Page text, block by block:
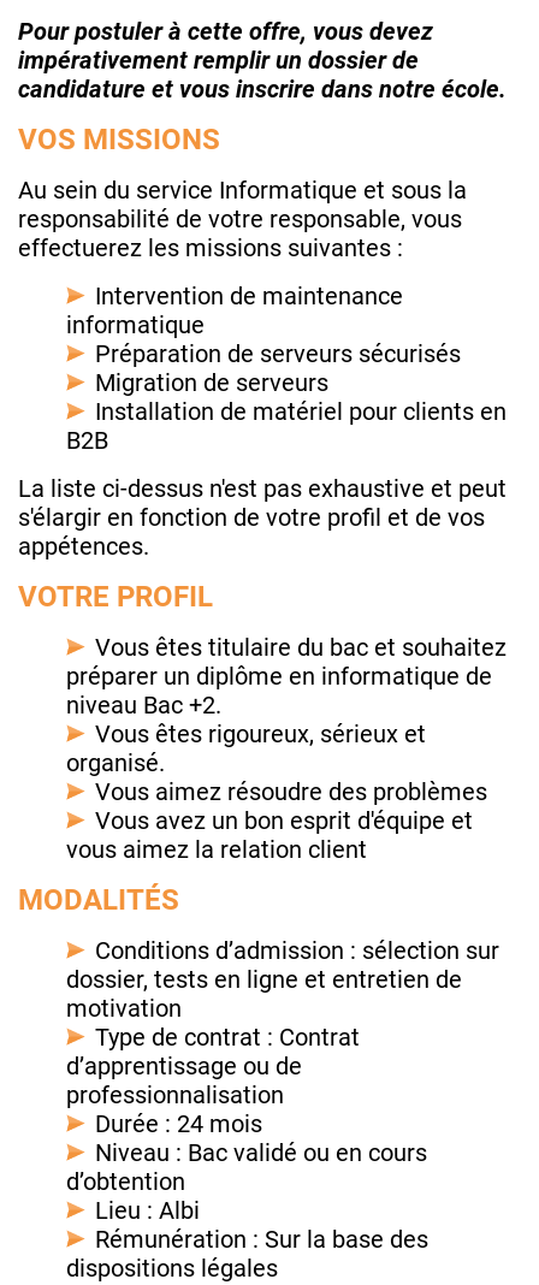
Pour postuler à cette offre, vous devez
impérativement remplir un dossier de
candidature et vous inscrire dans notre école.
VOS MISSIONS
Au sein du service Informatique et sous la
responsabilité de votre responsable, vous
effectuerez les missions suivantes :
Intervention de maintenance
informatique
Préparation de serveurs sécurisés
Migration de serveurs
Installation de matériel pour clients en
B2B
La liste ci-dessus n'est pas exhaustive et peut
s'élargir en fonction de votre profil et de vos
appétences.
VOTRE PROFIL
Vous êtes titulaire du bac et souhaitez
préparer un diplôme en informatique de
niveau Bac +2.
Vous êtes rigoureux, sérieux et
organisé.
Vous aimez résoudre des problèmes
Vous avez un bon esprit d'équipe et
vous aimez la relation client
MODALITÉS
Conditions d’admission : sélection sur
dossier, tests en ligne et entretien de
motivation
Type de contrat : Contrat
d’apprentissage ou de
professionnalisation
Durée : 24 mois
Niveau : Bac validé ou en cours
d’obtention
Lieu : Albi
Rémunération : Sur la base des
dispositions légales